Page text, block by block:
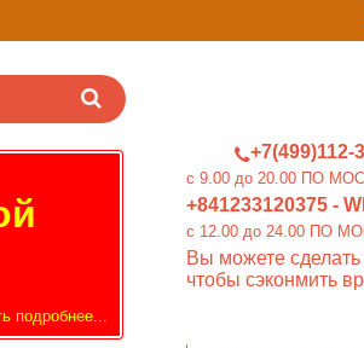
+7(499)112-
c 9.00 до 20.00 ПО
+841233120375 -
c 12.00 до 24.00 ПО
Вы можете сделать
чтобы сэконмить
подробнее...